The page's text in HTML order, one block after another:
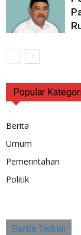
Popular
Berita
Umum
Pemerintahan
Politik
Berita Terkini